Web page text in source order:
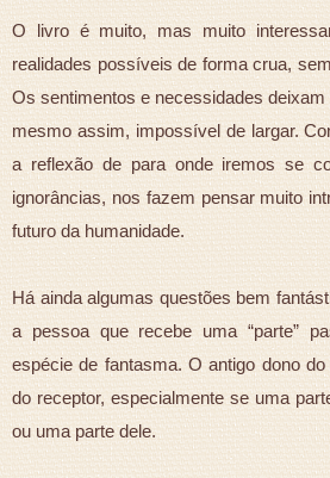
O livro é muito, mas muito
realidades possíveis de forma crua,
Os sentimentos e necessidades
mesmo assim, impossível de largar.
a reflexão de para onde iremos se
ignorâncias, nos fazem pensar muito
futuro da humanidade.
Há ainda algumas questões bem
a pessoa que recebe uma “parte”
espécie de fantasma. O antigo dono
do receptor, especialmente se uma
ou uma parte dele.